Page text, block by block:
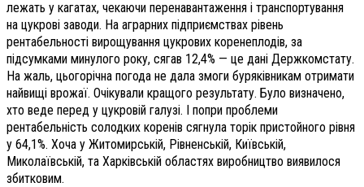
лежать у кагатах, чекаючи перенавантаження і транспортування
на цукрові заводи. На аграрних підприємствах рівень
рентабельності вирощування цукрових коренеплодів, за
підсумками минулого року, сягав 12,4% — це дані Держкомстату.
На жаль, цьогорічна погода не дала змоги буряківникам отримати
найвищі врожаї. Очікували кращого результату. Було визначено,
хто веде перед у цукровій галузі. І попри проблеми
рентабельність солодких коренів сягнула торік пристойного рівня
у 64,1%. Хоча у Житомирській, Рівненській, Київській,
Миколаївській, та Харківській областях виробництво виявилося
збитковим.